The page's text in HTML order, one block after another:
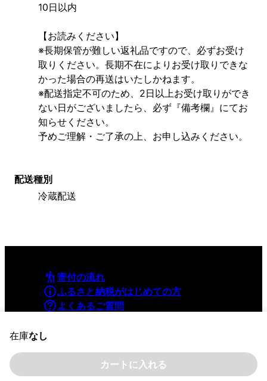
在庫なし
カートに入れる
10日以内
【お読みください】
※長期保管が難しい返礼品ですので、必ずお受け
取りください。長期不在によりお受け取りできな
かった場合の再送はいたしかねます。
※配送指定不可のため、2日以上お受け取りができ
ない日がございましたら、必ず『備考欄』にてお
知らせください。
予めご理解・ご了承の上、お申し込みください。
配送種別
冷蔵配送
寄付の流れ
ふるさと納税がはじめての方
よくあるご質問
©YAMAPInc. ALL RIGHTS RESERVED.